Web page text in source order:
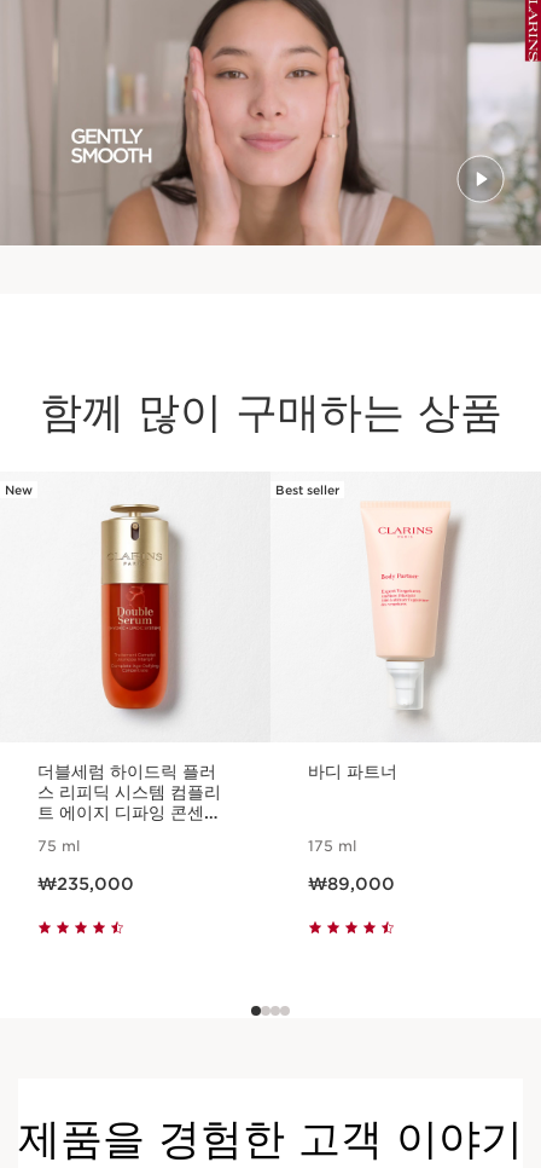
함께 많이 구매하는 상품
컨텐츠로 이동하기
New
더블세럼 하이드릭 플러
스 리피딕 시스템 컴플리
트 에이지 디파잉 콘센트
75 ml
₩235,000
Best seller
바디 파트너
175 ml
₩89,000
제품을 경험한 고객 이야기